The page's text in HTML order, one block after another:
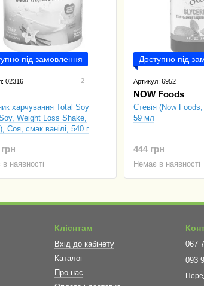
під замовлення
02316 2
харчування Total Soy
Weight Loss Shake,
Соя, смак ванілі, 540 г
наявності
Доступно під
Артикул: 6952
NOW Foods
Стевія (Now
59 мл
444 грн
Немає в наявності
Клієнтам
Вхід до кабінету
Каталог
Про нас
067
093